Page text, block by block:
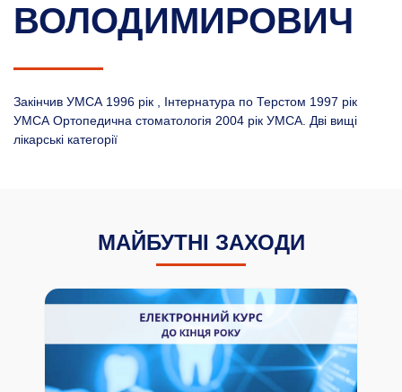
ВОЛОДИМИРОВИЧ
Закінчив УМСА 1996 рік , Інтернатура по Терстом 1997 рік
УМСА Ортопедична стоматологія 2004 рік УМСА. Дві вищі
лікарські категорії
МАЙБУТНІ ЗАХОДИ